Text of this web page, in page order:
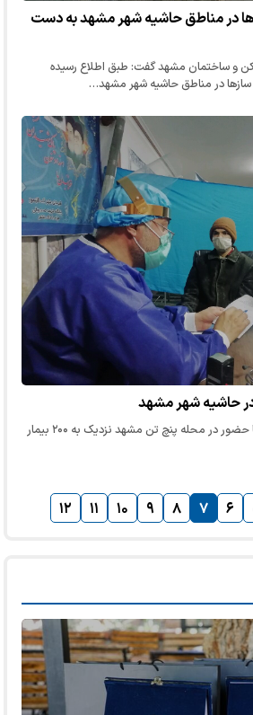
در مناطق حاشیه شهر مشهد به دست
و ساختمان مشهد گفت: طبق اطلاع رسیده
سازها در مناطق حاشیه شهر مشهد…
حاشیه شهر مشهد
پزشکان جهادی شهر مشهد با حضور در محله پنچ تن مشهد نزدیک به ۲۰۰ بیمار
۶ ۷ ۸ ۹ ۱۰ ۱۱ ۱۲